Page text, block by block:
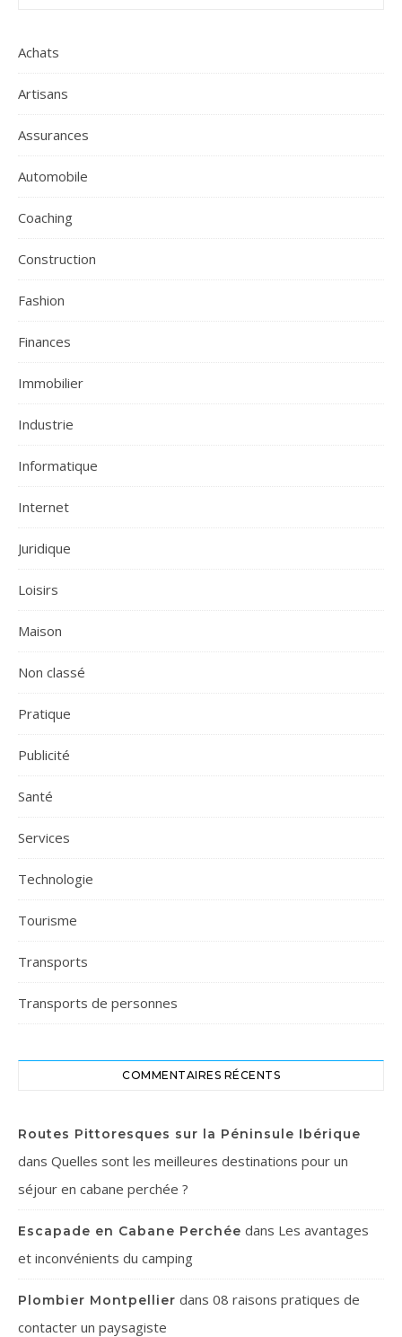
Achats
Artisans
Assurances
Automobile
Coaching
Construction
Fashion
Finances
Immobilier
Industrie
Informatique
Internet
Juridique
Loisirs
Maison
Non classé
Pratique
Publicité
Santé
Services
Technologie
Tourisme
Transports
Transports de personnes
COMMENTAIRES RÉCENTS
Routes Pittoresques sur la Péninsule Ibérique
dans Quelles sont les meilleures destinations pour un
séjour en cabane perchée ?
Escapade en Cabane Perchée dans Les avantages
et inconvénients du camping
Plombier Montpellier dans 08 raisons pratiques de
contacter un paysagiste